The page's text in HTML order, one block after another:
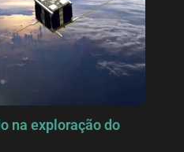
na exploração do